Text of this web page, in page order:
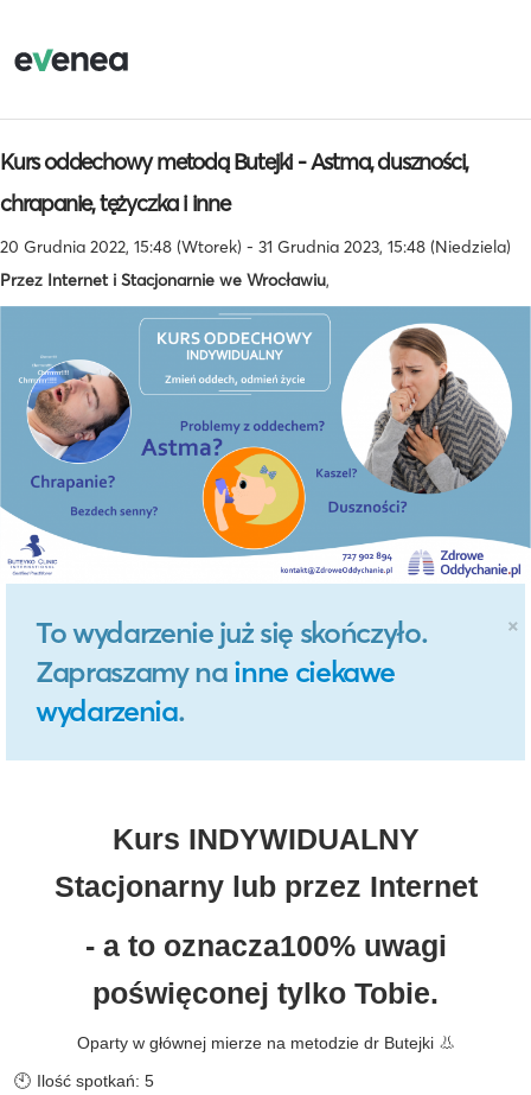
Kurs oddechowy metodą Butejki - Astma, duszności,
chrapanie, tężyczka i inne
20 Grudnia 2022, 15:48 (Wtorek) - 31 Grudnia 2023, 15:48 (Niedziela)
Przez Internet i Stacjonarnie we Wrocławiu,
×
To wydarzenie już się skończyło.
Zapraszamy na inne ciekawe
wydarzenia.
Kurs INDYWIDUALNY
Stacjonarny lub przez Internet
- a to oznacza100% uwagi
poświęconej tylko Tobie.
Oparty w głównej mierze na metodzie dr Butejki 👃
🕙 Ilość spotkań: 5